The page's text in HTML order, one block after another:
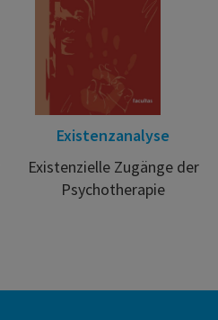
Existenzanalyse
Existenzielle Zugänge der
Psychotherapie